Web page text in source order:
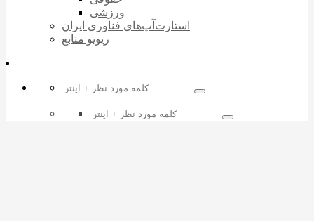
ورزشی
استارت‌آپ‌های فناوری ایران
ریویو منابع